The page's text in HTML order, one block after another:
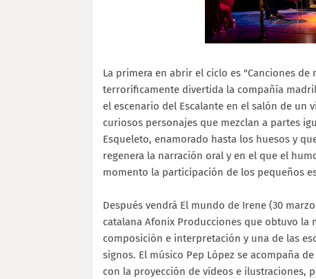
La primera en abrir el ciclo es "Canciones
terroríficamente divertida la compañía
el escenario del Escalante en el salón de
curiosos personajes que mezclan a partes
Esqueleto, enamorado hasta los huesos y
regenera la narración oral y en el que el
momento la participación de los pequeños
Después vendrá El mundo de Irene (30
catalana Afonix Producciones que obtuvo la
composición e interpretación y una de las
signos. El músico Pep López se acompaña
con la proyección de vídeos e ilustraciones,